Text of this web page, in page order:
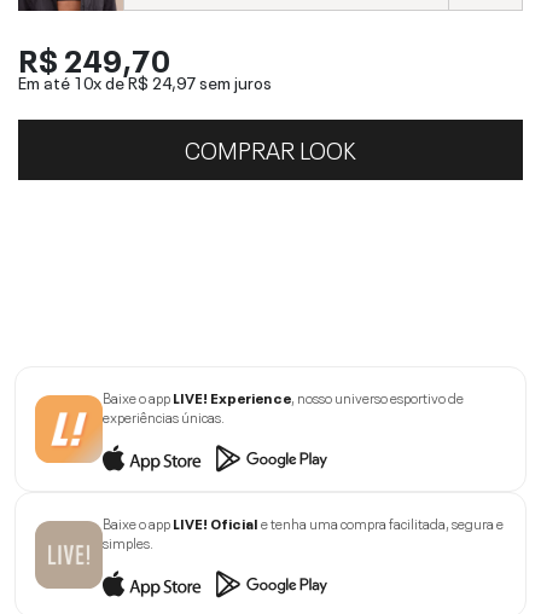
R$ 249,70
Em até 10x deR$ 24,97sem juros
COMPRAR LOOK
Baixe o appLIVE! Experience, nosso universo esportivo de
experiências únicas.
Baixe o appLIVE! Oficiale tenha uma compra facilitada, segura e
simples.